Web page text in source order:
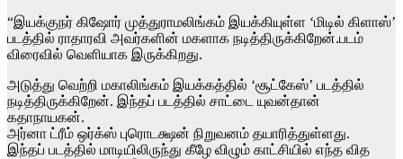
“இயக்குநர் கிஷோர் முத்துராமலிங்கம் இயக்கியுள்ள ‘மிடில் கிளாஸ்’
படத்தில் ராதாரவி அவர்களின் மகளாக நடித்திருக்கிறேன்.படம்
விரைவில் வெளியாக இருக்கிறது.
அடுத்து வெற்றி மகாலிங்கம் இயக்கத்தில் ‘சூட்கேஸ்’ படத்தில்
நடித்திருக்கிறேன். இந்தப் படத்தில் சாட்டை யுவன்தான்
கதாநாயகன்.
அர்னா ட்ரீம் ஒர்க்ஸ் புரொடக்ஷன் நிறுவனம் தயாரித்துள்ளது.
இந்தப் படத்தில் மாடியிலிருந்து கீழே விழும் காட்சியில் எந்த வித